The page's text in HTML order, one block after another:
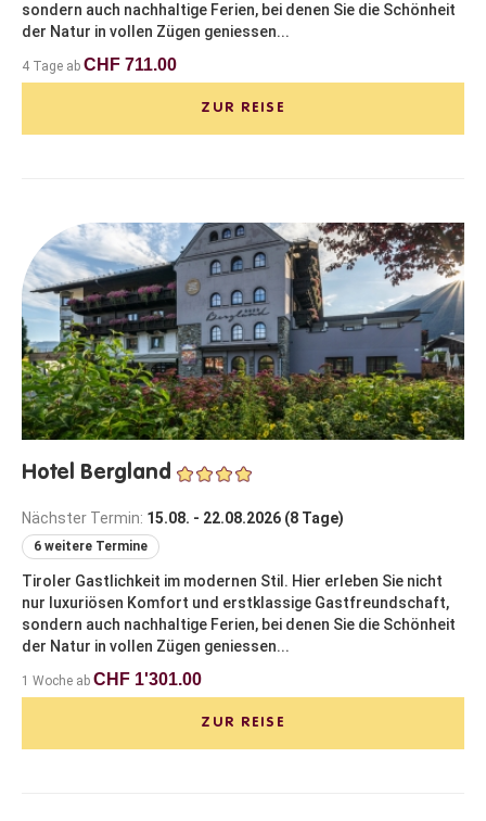
sondern auch nachhaltige Ferien, bei denen Sie die Schönheit
der Natur in vollen Zügen geniessen...
4 Tage ab CHF 711.00
ZUR REISE
Hotel Bergland
Nächster Termin: 15.08. - 22.08.2026 (8 Tage)
6 weitere Termine
Tiroler Gastlichkeit im modernen Stil. Hier erleben Sie nicht
nur luxuriösen Komfort und erstklassige Gastfreundschaft,
sondern auch nachhaltige Ferien, bei denen Sie die Schönheit
der Natur in vollen Zügen geniessen...
1 Woche ab CHF 1'301.00
ZUR REISE